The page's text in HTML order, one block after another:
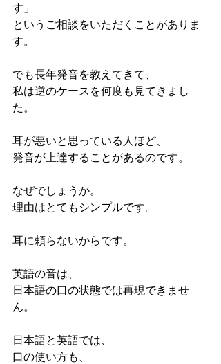
す」
というご相談をいただくことがありま
す。
でも長年発音を教えてきて、
私は逆のケースを何度も見てきまし
た。
耳が悪いと思っている人ほど、
発音が上達することがあるのです。
なぜでしょうか。
理由はとてもシンプルです。
耳に頼らないからです。
英語の音は、
日本語の口の状態では再現できませ
ん。
日本語と英語では、
口の使い方も、